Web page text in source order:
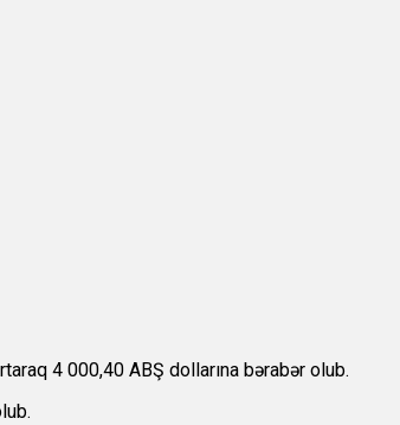
4 000,40 ABŞ dollarına bərabər olub.